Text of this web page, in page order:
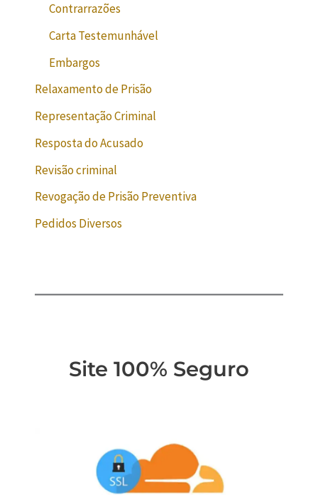
Contrarrazões
Carta Testemunhável
Embargos
Relaxamento de Prisão
Representação Criminal
Resposta do Acusado
Revisão criminal
Revogação de Prisão Preventiva
Pedidos Diversos
Site 100% Seguro